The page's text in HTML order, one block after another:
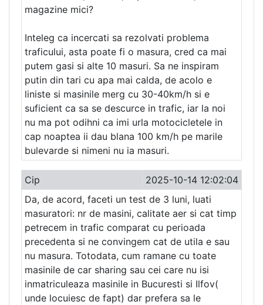
magazine mici?
Inteleg ca incercati sa rezolvati problema
traficului, asta poate fi o masura, cred ca mai
putem gasi si alte 10 masuri. Sa ne inspiram
putin din tari cu apa mai calda, de acolo e
liniste si masinile merg cu 30-40km/h si e
suficient ca sa se descurce in trafic, iar la noi
nu ma pot odihni ca imi urla motocicletele in
cap noaptea ii dau blana 100 km/h pe marile
bulevarde si nimeni nu ia masuri.
Cip
2025-10-14 12:02:04
Da, de acord, faceti un test de 3 luni, luati
masuratori: nr de masini, calitate aer si cat timp
petrecem in trafic comparat cu perioada
precedenta si ne convingem cat de utila e sau
nu masura. Totodata, cum ramane cu toate
masinile de car sharing sau cei care nu isi
inmatriculeaza masinile in Bucuresti si Ilfov(
unde locuiesc de fapt) dar prefera sa le